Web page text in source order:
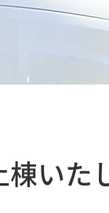
いた